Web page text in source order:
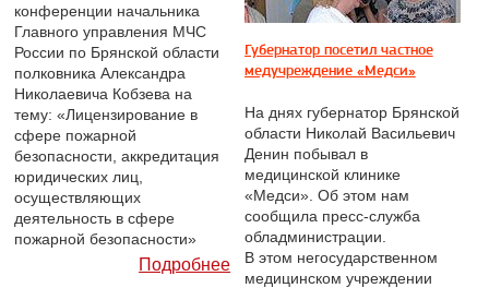
конференции начальника
Главного управления МЧС
России по Брянской области
полковника Александра
Николаевича Кобзева на
тему: «Лицензирование в
сфере пожарной
безопасности, аккредитация
юридических лиц,
осуществляющих
деятельность в сфере
пожарной безопасности»
Подробнее
Губернатор посетил частное
медучреждение «Медси»
На днях губернатор Брянской
области Николай Васильевич
Денин побывал в
медицинской клинике
«Медси». Об этом нам
сообщила пресс-служба
обладминистрации.
В этом негосударственном
медицинском учреждении